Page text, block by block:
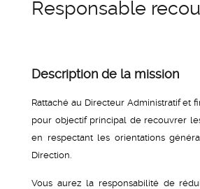
Responsable
Description de la mission
Rattaché au Directeur Administratif et
pour objectif principal de recouvrer
en respectant les orientations
Direction.
Vous aurez la responsabilité de